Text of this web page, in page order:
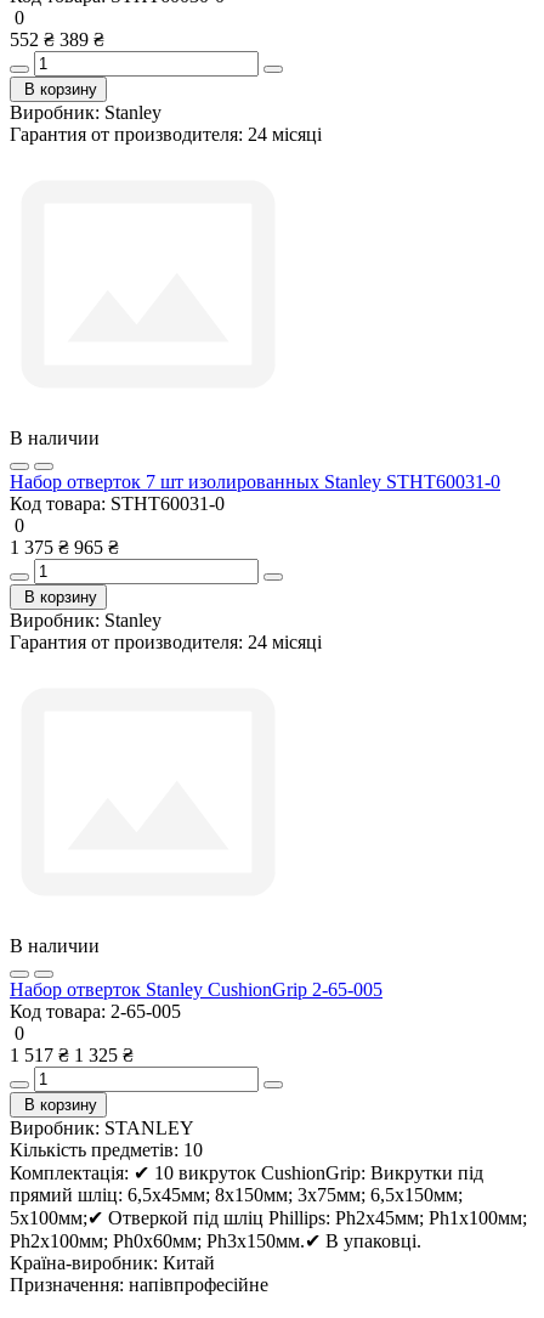
0
552 ₴ 389 ₴
В корзину
Виробник: Stanley
Гарантия от производителя: 24 місяці
В наличии
Набор отверток 7 шт изолированных Stanley STHT60031-0
Код товара: STHT60031-0
0
1 375 ₴ 965 ₴
В корзину
Виробник: Stanley
Гарантия от производителя: 24 місяці
В наличии
Набор отверток Stanley CushionGrip 2-65-005
Код товара: 2-65-005
0
1 517 ₴ 1 325 ₴
В корзину
Виробник: STANLEY
Кількість предметів: 10
Комплектація: ✔ 10 викруток CushionGrip: Викрутки під
прямий шліц: 6,5x45мм; 8x150мм; 3x75мм; 6,5x150мм;
5x100мм;✔ Отверкой під шліц Phillips: Ph2x45мм; Ph1x100мм;
Ph2x100мм; Ph0x60мм; Ph3x150мм.✔ В упаковці.
Країна-виробник: Китай
Призначення: напівпрофесійне